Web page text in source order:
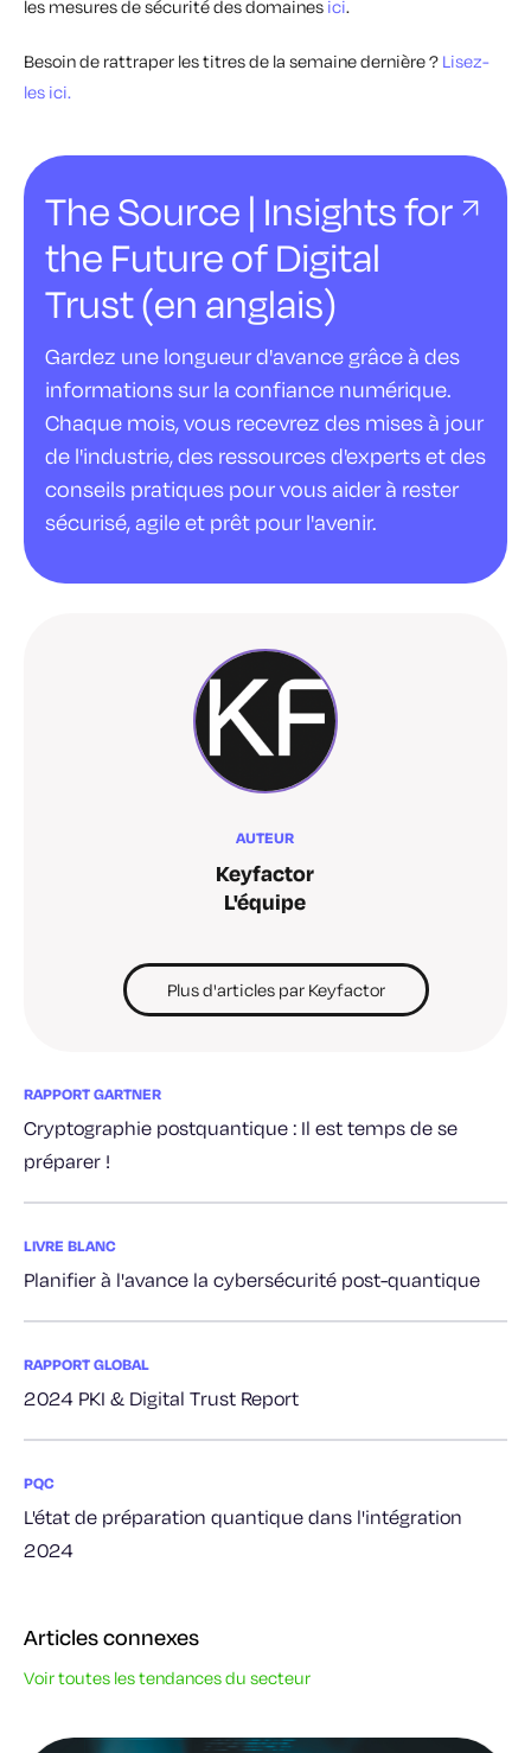
les mesures de sécurité des domaines ici.
Besoin de rattraper les titres de la semaine dernière ? Lisez-
les ici.
The Source | Insights for
the Future of Digital
Trust (en anglais)
Gardez une longueur d'avance grâce à des
informations sur la confiance numérique.
Chaque mois, vous recevrez des mises à jour
de l'industrie, des ressources d'experts et des
conseils pratiques pour vous aider à rester
sécurisé, agile et prêt pour l'avenir.
AUTEUR
Keyfactor
L'équipe
Plus d'articles par Keyfactor
RAPPORT GARTNER
Cryptographie postquantique : Il est temps de se
préparer !
LIVRE BLANC
Planifier à l'avance la cybersécurité post-quantique
RAPPORT GLOBAL
2024 PKI & Digital Trust Report
PQC
L'état de préparation quantique dans l'intégration
2024
Articles connexes
Voir toutes les tendances du secteur